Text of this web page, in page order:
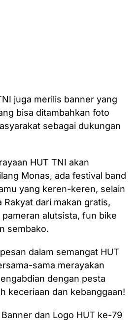
juga merilis banner yang
bisa ditambahkan foto
sebagai dukungan
HUT TNI akan
Monas, ada festival band
yang keren-keren, selain
Rakyat dari makan gratis,
alutsista, fun bike
sembako.
dalam semangat HUT
sama merayakan
dengan pesta
keceriaan dan kebanggaan!
dan Logo HUT ke-79